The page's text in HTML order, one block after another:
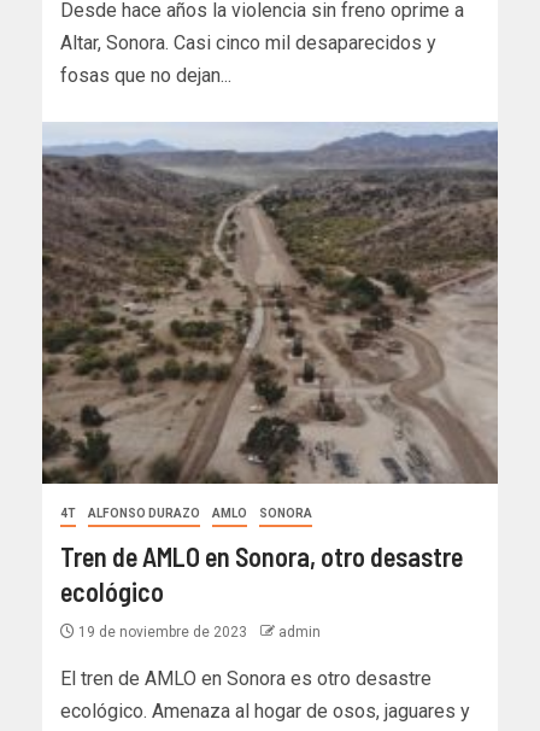
Desde hace años la violencia sin freno oprime a
Altar, Sonora. Casi cinco mil desaparecidos y
fosas que no dejan...
4T ALFONSO DURAZO AMLO SONORA
Tren de AMLO en Sonora, otro desastre
ecológico
19 de noviembre de 2023 admin
El tren de AMLO en Sonora es otro desastre
ecológico. Amenaza al hogar de osos, jaguares y